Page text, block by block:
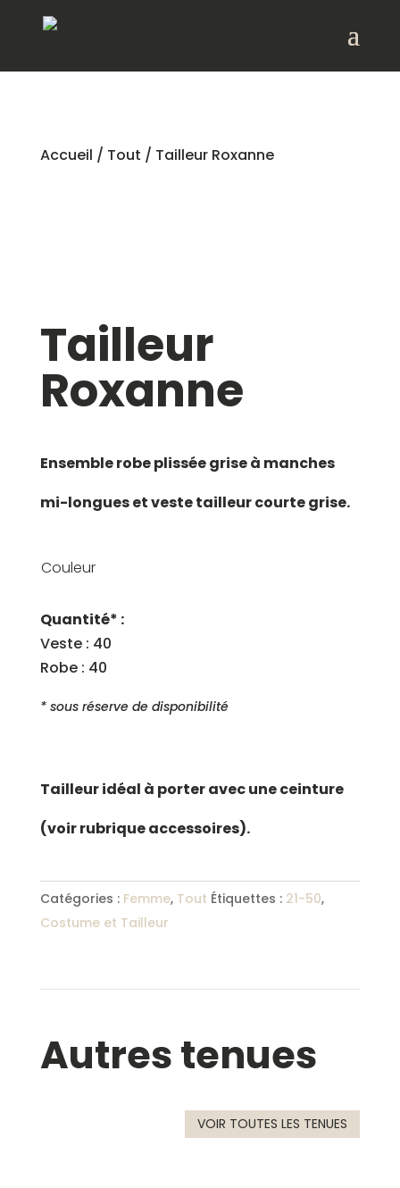
Accueil / Tout / Tailleur Roxanne
Tailleur
Roxanne
Ensemble robe plissée grise à manches
mi-longues et veste tailleur courte grise.
Couleur
Quantité* :
Veste : 40
Robe : 40
* sous réserve de disponibilité
Tailleur idéal à porter avec une ceinture
(voir rubrique accessoires).
Catégories : Femme, Tout Étiquettes : 21-50,
Costume et Tailleur
Autres tenues
VOIR TOUTES LES TENUES